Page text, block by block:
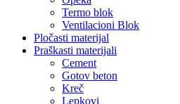
Termo blok
Ventilacioni Blok
Pločasti materijal
Praškasti materijali
Cement
Gotov beton
Kreč
Lepkovi